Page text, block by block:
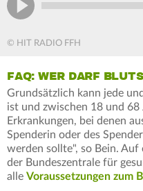
© HIT RADIO FFH
FAQ: WER DARF
Grundsätzlich kann jede
ist und zwischen 18 und 68
Erkrankungen, bei denen
Spenderin oder des
werden sollte", so Bein.
der Bundeszentrale für
alle Voraussetzungen zum